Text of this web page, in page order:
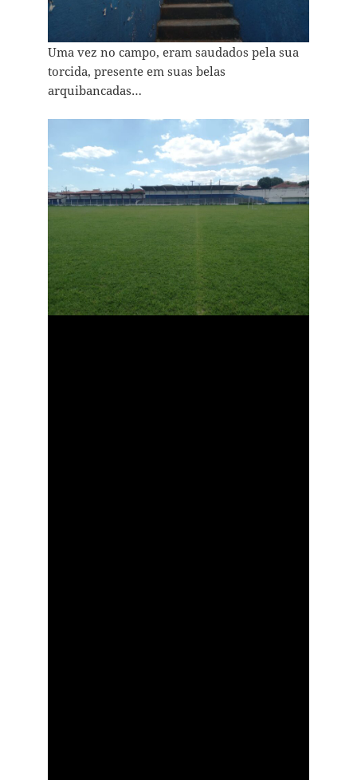
Uma vez no campo, eram saudados pela sua
torcida, presente em suas belas
arquibancadas…